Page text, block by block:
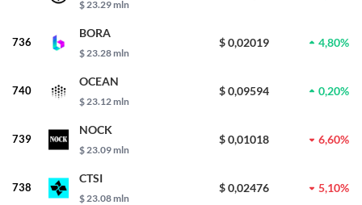
$ 23.29 mln
736
BORA
$ 23.28 mln
$ 0,02019 4,80%
740
OCEAN
$ 23.12 mln
$ 0,09594 0,20%
739
NOCK
$ 23.09 mln
$ 0,01018 6,60%
738
CTSI
$ 23.08 mln
$ 0,02476 5,10%